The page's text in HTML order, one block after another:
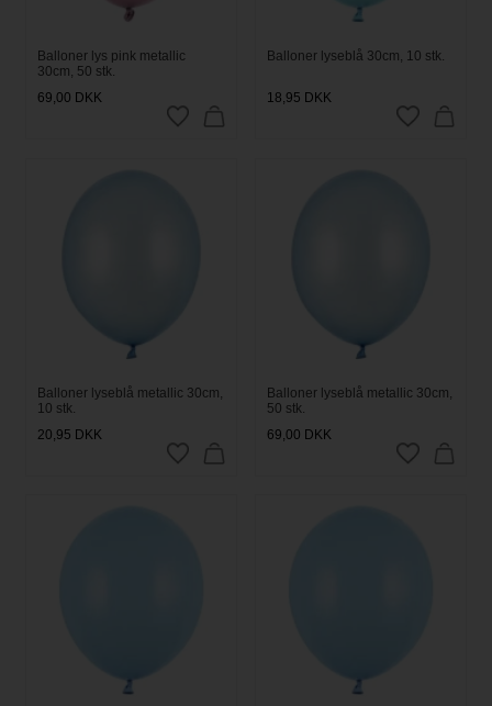
Balloner lys pink metallic
30cm, 50 stk.
69,00 DKK
Balloner lyseblå 30cm, 10 stk.
18,95 DKK
Balloner lyseblå metallic 30cm,
10 stk.
20,95 DKK
Balloner lyseblå metallic 30cm,
50 stk.
69,00 DKK